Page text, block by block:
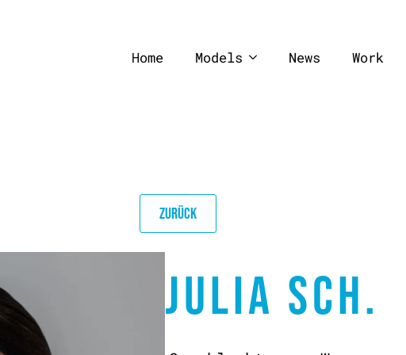
Home Models News Work
ZURÜCK
JULIA SCH.